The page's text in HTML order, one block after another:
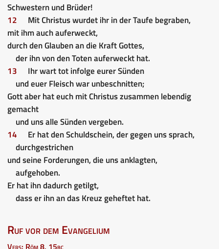
Schwestern und Brüder!
12
Mit Christus wurdet ihr in der Taufe begraben,
mit ihm auch auferweckt,
durch den Glauben an die Kraft Gottes,
der ihn von den Toten auferweckt hat.
13
Ihr wart tot infolge eurer Sünden
und euer Fleisch war unbeschnitten;
Gott aber hat euch mit Christus zusammen lebendig
gemacht
und uns alle Sünden vergeben.
14
Er hat den Schuldschein, der gegen uns sprach,
durchgestrichen
und seine Forderungen, die uns anklagten,
aufgehoben.
Er hat ihn dadurch getilgt,
dass er ihn an das Kreuz geheftet hat.
Ruf vor dem Evangelium
Vers: Röm 8, 15bc